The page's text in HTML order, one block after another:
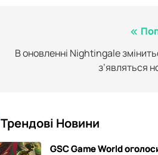
записів
В оновленні Nightingale
з’являться
Трендові Новини
GSC Game World